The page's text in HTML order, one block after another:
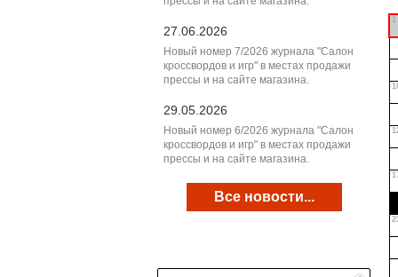
27.06.2026
Новый номер 7/2026 журнала "Салон
кроссвордов и игр" в местах продажи
прессы и на сайте магазина.
29.05.2026
Новый номер 6/2026 журнала "Салон
кроссвордов и игр" в местах продажи
прессы и на сайте магазина.
Все новости...
1